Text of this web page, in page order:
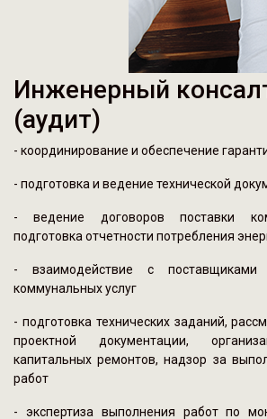
Инженерный
(аудит)
- координирование и обеспечение
- подготовка и ведение технической
- ведение договоров поставки
подготовка отчетности потребления
- взаимодействие с поставщиками
коммунальных услуг
- подготовка технических заданий,
проектной документации,
капитальных ремонтов, надзор за
работ
- экспертиза выполнения работ по